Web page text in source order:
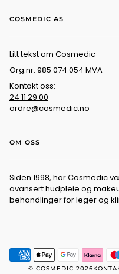
COSMEDIC AS
Litt tekst om Cosmedic
Org.nr: 985 074 054 MVA
Kontakt oss:
24 11 29 00
ordre@cosmedic.no
OM OSS
Siden 1998, har Cosmedic
avansert hudpleie og
behandlinger for leger og
© COSMEDIC 2026